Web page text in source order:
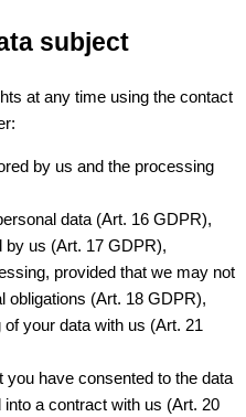
subject
at any time using the contact
by us and the processing
data (Art. 16 GDPR),
by us (Art. 17 GDPR),
provided that we may not
obligations (Art. 18 GDPR),
your data with us (Art. 21
you have consented to the data
a contract with us (Art. 20